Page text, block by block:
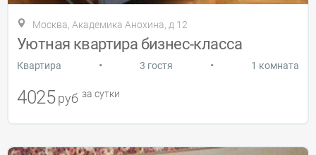
Москва, Академика Анохина, д 12
Уютная квартира бизнес-класса
Квартира • 3 гостя • 1 комната
4025 руб за сутки